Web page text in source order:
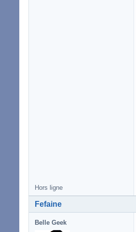
Hors ligne
Fefaine
Belle Geek